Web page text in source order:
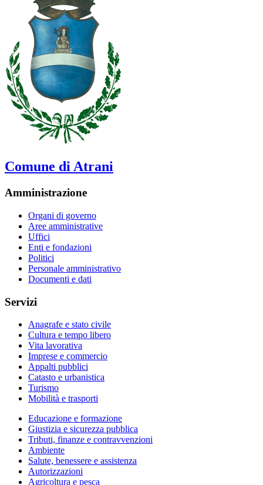
Comune di Atrani
Amministrazione
Organi di governo
Aree amministrative
Uffici
Enti e fondazioni
Politici
Personale amministrativo
Documenti e dati
Servizi
Anagrafe e stato civile
Cultura e tempo libero
Vita lavorativa
Imprese e commercio
Appalti pubblici
Catasto e urbanistica
Turismo
Mobilità e trasporti
Educazione e formazione
Giustizia e sicurezza pubblica
Tributi, finanze e contravvenzioni
Ambiente
Salute, benessere e assistenza
Autorizzazioni
Agricoltura e pesca